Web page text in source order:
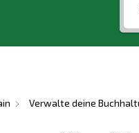
Verwalte deine